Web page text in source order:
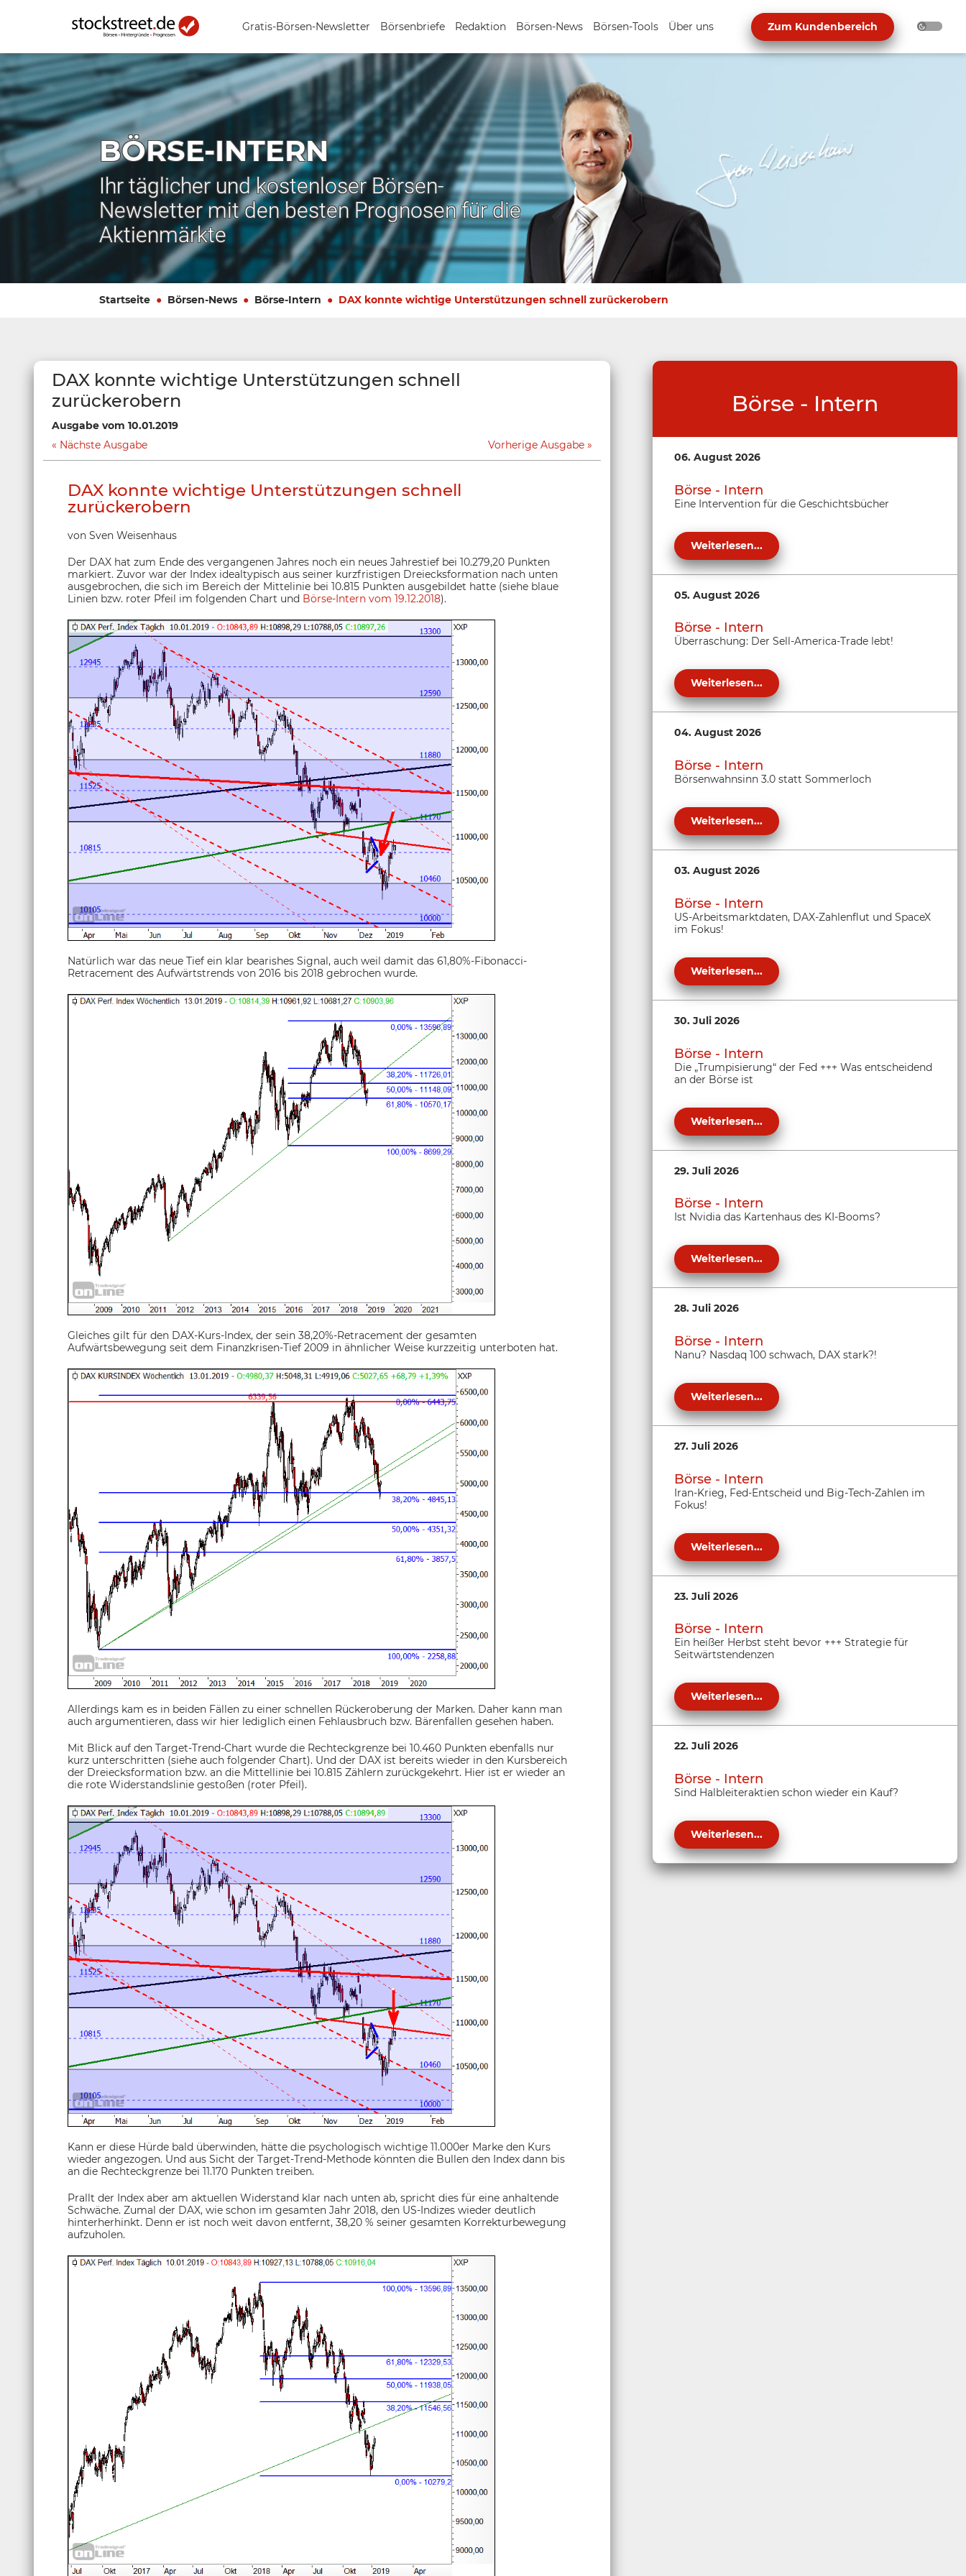
Gratis-Börsen-Newsletter Börsenbriefe Redaktion Börsen-News Börsen-Tools Über uns Zum Kundenbereich
BÖRSE-INTERN
Ihr täglicher und kostenloser Börsen-
Newsletter mit den besten Prognosen für die
Aktienmärkte
Startseite Börsen-News Börse-Intern DAX konnte wichtige Unterstützungen schnell zurückerobern
DAX konnte wichtige Unterstützungen schnell
zurückerobern
Ausgabe vom 10.01.2019
Nächste Ausgabe
Vorherige Ausgabe
DAX konnte wichtige Unterstützungen schnell
zurückerobern
von Sven Weisenhaus
Der DAX hat zum Ende des vergangenen Jahres noch ein neues Jahrestief bei 10.279,20 Punkten
markiert. Zuvor war der Index idealtypisch aus seiner kurzfristigen Dreiecksformation nach unten
ausgebrochen, die sich im Bereich der Mittelinie bei 10.815 Punkten ausgebildet hatte (siehe blaue
Linien bzw. roter Pfeil im folgenden Chart und Börse-Intern vom 19.12.2018).
Natürlich war das neue Tief ein klar bearishes Signal, auch weil damit das 61,80%-Fibonacci-
Retracement des Aufwärtstrends von 2016 bis 2018 gebrochen wurde.
Gleiches gilt für den DAX-Kurs-Index, der sein 38,20%-Retracement der gesamten
Aufwärtsbewegung seit dem Finanzkrisen-Tief 2009 in ähnlicher Weise kurzzeitig unterboten hat.
Allerdings kam es in beiden Fällen zu einer schnellen Rückeroberung der Marken. Daher kann man
auch argumentieren, dass wir hier lediglich einen Fehlausbruch bzw. Bärenfallen gesehen haben.
Mit Blick auf den Target-Trend-Chart wurde die Rechteckgrenze bei 10.460 Punkten ebenfalls nur
kurz unterschritten (siehe auch folgender Chart). Und der DAX ist bereits wieder in den Kursbereich
der Dreiecksformation bzw. an die Mittellinie bei 10.815 Zählern zurückgekehrt. Hier ist er wieder an
die rote Widerstandslinie gestoßen (roter Pfeil).
Kann er diese Hürde bald überwinden, hätte die psychologisch wichtige 11.000er Marke den Kurs
wieder angezogen. Und aus Sicht der Target-Trend-Methode könnten die Bullen den Index dann bis
an die Rechteckgrenze bei 11.170 Punkten treiben.
Prallt der Index aber am aktuellen Widerstand klar nach unten ab, spricht dies für eine anhaltende
Schwäche. Zumal der DAX, wie schon im gesamten Jahr 2018, den US-Indizes wieder deutlich
hinterherhinkt. Denn er ist noch weit davon entfernt, 38,20 % seiner gesamten Korrekturbewegung
aufzuholen.
Börse - Intern
06. August 2026
Börse - Intern
Eine Intervention für die Geschichtsbücher
Weiterlesen...
05. August 2026
Börse - Intern
Überraschung: Der Sell-America-Trade lebt!
Weiterlesen...
04. August 2026
Börse - Intern
Börsenwahnsinn 3.0 statt Sommerloch
Weiterlesen...
03. August 2026
Börse - Intern
US-Arbeitsmarktdaten, DAX-Zahlenflut und SpaceX
im Fokus!
Weiterlesen...
30. Juli 2026
Börse - Intern
Die „Trumpisierung“ der Fed +++ Was entscheidend
an der Börse ist
Weiterlesen...
29. Juli 2026
Börse - Intern
Ist Nvidia das Kartenhaus des KI-Booms?
Weiterlesen...
28. Juli 2026
Börse - Intern
Nanu? Nasdaq 100 schwach, DAX stark?!
Weiterlesen...
27. Juli 2026
Börse - Intern
Iran-Krieg, Fed-Entscheid und Big-Tech-Zahlen im
Fokus!
Weiterlesen...
23. Juli 2026
Börse - Intern
Ein heißer Herbst steht bevor +++ Strategie für
Seitwärtstendenzen
Weiterlesen...
22. Juli 2026
Börse - Intern
Sind Halbleiteraktien schon wieder ein Kauf?
Weiterlesen...